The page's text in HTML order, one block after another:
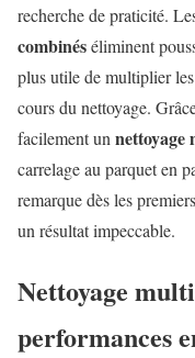
recherche de praticité.
combinéséliminent
plus utile de multiplier
cours du nettoyage.
facilement unnettoyage
carrelage au parquet en
remarque dès les
un résultat impeccable.
Nettoyage
performances